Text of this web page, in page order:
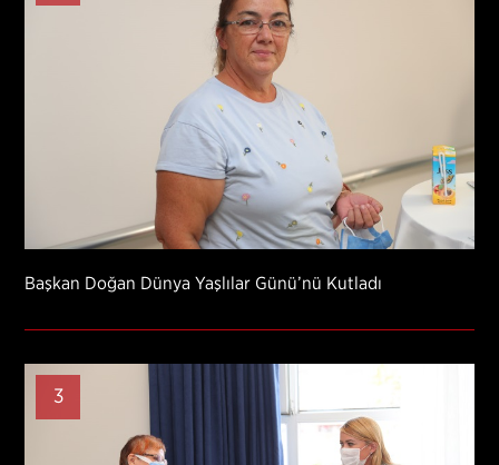
Başkan Doğan Dünya Yaşlılar Günü’nü Kutladı
3